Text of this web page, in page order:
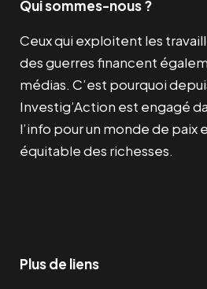
Qui sommes-nous ?
Ceux qui exploitent les
des guerres financent
médias. C’est pourquoi
Investig’Action est engagé
l’info pour un monde de paix
équitable des richesses.
Plus de liens